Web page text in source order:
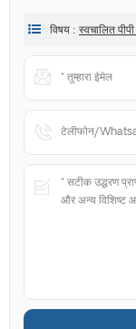
विषय : स्वचालित